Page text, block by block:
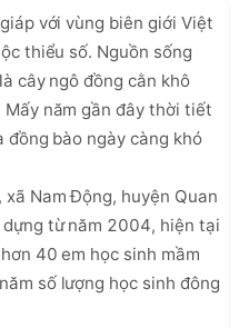
với vùng biên giới Việt
thiểu số. Nguồn sống
cây ngô đồng cằn khô
năm gần đây thời tiết
đồng bào ngày càng khó
Nam Động, huyện Quan
từ năm 2004, hiện tại
40 em học sinh mầm
số lượng học sinh đông